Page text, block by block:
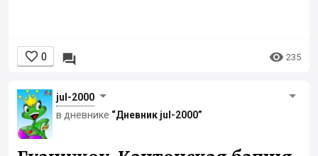
 0   235
jul-2000
в дневнике “Дневник jul-2000”